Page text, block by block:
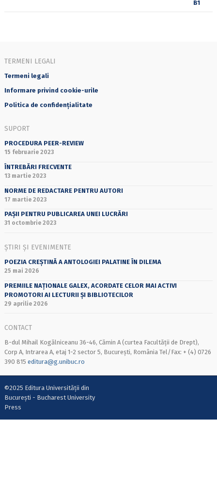
TERMENI LEGALI
Termeni legali
Informare privind cookie-urile
Politica de confidențialitate
SUPORT
PROCEDURA PEER-REVIEW
15 februarie 2023
ÎNTREBĂRI FRECVENTE
13 martie 2023
NORME DE REDACTARE PENTRU AUTORI
17 martie 2023
PAȘII PENTRU PUBLICAREA UNEI LUCRĂRI
31 octombrie 2023
ȘTIRI ȘI EVENIMENTE
POEZIA CREȘTINĂ A ANTOLOGIEI PALATINE ÎN DILEMA
25 mai 2026
PREMIILE NAȚIONALE GALEX, ACORDATE CELOR MAI ACTIVI
PROMOTORI AI LECTURII ȘI BIBLIOTECILOR
29 aprilie 2026
CONTACT
B-dul Mihail Kogălniceanu 36-46, Cămin A (curtea Facultății de Drept),
Corp A, Intrarea A, etaj 1-2 sector 5, București, România Tel/Fax: + (4) 0726
390 815 editura@g.unibuc.ro
©2025 Editura Universității din
București - Bucharest University
Press